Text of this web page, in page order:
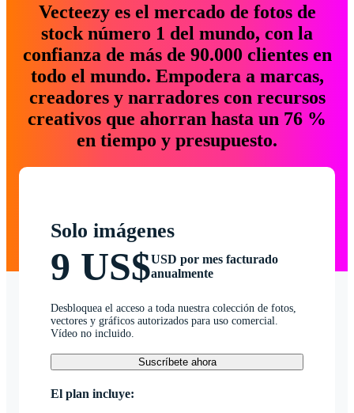
Vecteezy es el mercado de fotos de
stock número 1 del mundo, con la
confianza de más de 90.000 clientes en
todo el mundo. Empodera a marcas,
creadores y narradores con recursos
creativos que ahorran hasta un 76 %
en tiempo y presupuesto.
Solo imágenes
9 US$USD por mes facturado
anualmente
Desbloquea el acceso a toda nuestra colección de fotos,
vectores y gráficos autorizados para uso comercial.
Vídeo no incluido.
Suscríbete ahora
El plan incluye: